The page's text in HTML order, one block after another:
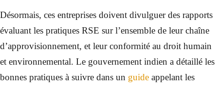
Désormais, ces entreprises doivent divulguer des rapports
évaluant les pratiques RSE sur l’ensemble de leur chaîne
d’approvisionnement, et leur conformité au droit humain
et environnemental. Le gouvernement indien a détaillé les
bonnes pratiques à suivre dans un guide appelant les